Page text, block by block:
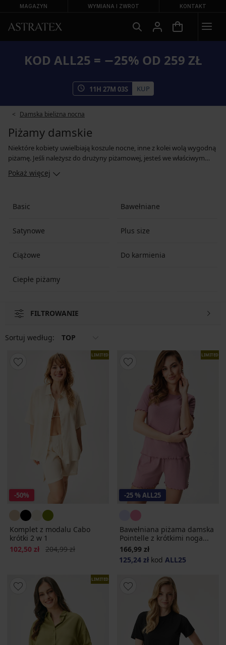
MAGAZYN WYMIANA I ZWROT KONTAKT
KOD ALL25 = −25% OD 259 ZŁ
11H 27M 02S KUP
Damska bielizna nocna
Piżamy damskie
Niektóre kobiety uwielbiają koszule nocne, inne z kolei wolą wygodną
piżamę. Jeśli należysz do drużyny piżamowej, jesteś we właściwym
miejscu. U nas możesz wybierać spośród piżam damskich wszystkich
typów i rozmiarów - od wygodnych bawełnianych modeli, przez
jesteś fanką minimalizm, czy raczej wolisz nieco bardziej romantyczny
Pokaż więcej
Basic Bawełniane
Satynowe Plus size
Ciążowe Do karmienia
Ciepłe piżamy
FILTROWANIE
Sortuj według: TOP
LIMITED
-50%
Komplet z modalu Cabo
krótki 2 w 1
Zniżka
102,50 zł Pierwotna cena
204,99 zł
LIMITED
-25 % ALL25
Bawełniana piżama damska
Pointelle z krótkimi noga...
166,99 zł
125,24 zł kod ALL25
LIMITED